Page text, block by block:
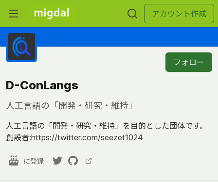
アカウント作成
フォロー
D-ConLangs
人工言語の「開発・研究・維持」
人工言語の「開発・研究・維持」を目的とした団体です。
創設者:https://twitter.com/seezet1024
に登録